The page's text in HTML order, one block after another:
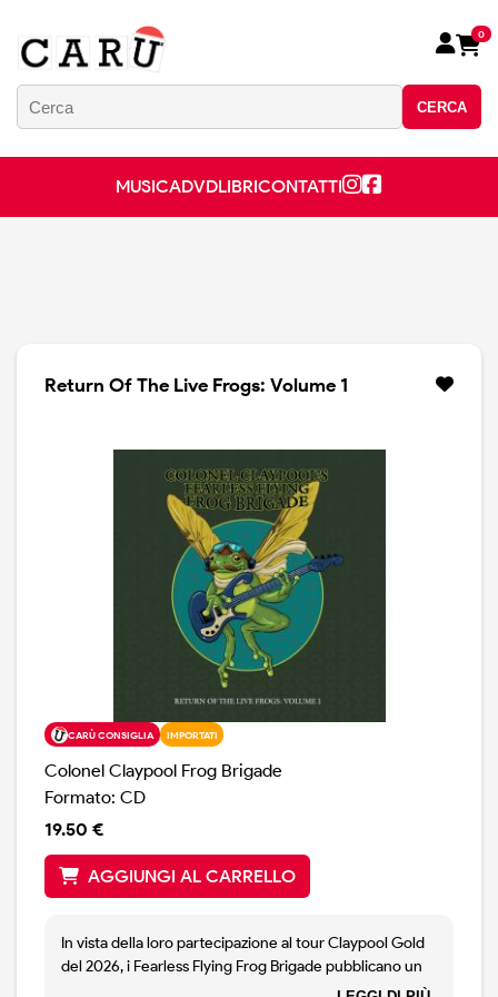
CERCA
0
MUSICADVDLIBRICONTATTI
Return Of The Live Frogs: Volume 1
CARÙ CONSIGLIA IMPORTATI
Colonel Claypool Frog Brigade
Formato: CD
19.50 €
AGGIUNGI AL CARRELLO
In vista della loro partecipazione al tour Claypool Gold
del 2026, i Fearless Flying Frog Brigade pubblicano un
nuovo LP dal vivo registrato durante l’Hunt For Green